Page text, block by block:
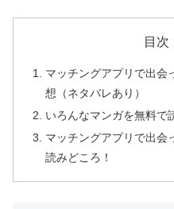
目次
マッチングアプリで出
想（ネタバレあり）
いろんなマンガを無料で
マッチングアプリで出
読みどころ！